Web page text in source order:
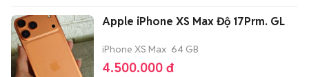
Apple iPhone XS Max Độ 17Prm. GL
iPhone XS Max 64 GB
4.500.000 đ